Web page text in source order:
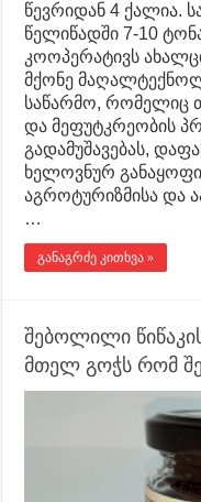
წევრიდან 4 ქალია.
წელიწადში 7-10
კოოპერატივს
მქონე
საწარმო, რომელიც
და მეფუტკრეობის
გადამუშავებას,
ხელოვნურ
აგროტურიზმისა და
…
განაგრძე კითხვა »
შებოლილი
მთელ გოჭს რომ